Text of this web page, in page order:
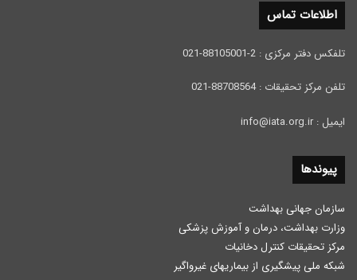
اطلاعات تماس
تلفکس دفتر مرکزی : 2-88105001-021
تلفن مرکز تحقیقات : 88708564-021
ایمیل : info@iata.org.ir
پیوندها
سازمان جهانی بهداشت
وزارت بهداشت، درمان و آموزش پزشكی
مرکز تحقیقات کنترل دخانیات
شبکه ملی پیشگیری از بیماریهای غیرواگیر